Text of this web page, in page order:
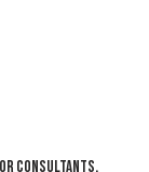
Consultants.